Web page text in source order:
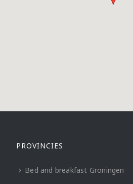
PROVINCIES
Bed and breakfast Groningen